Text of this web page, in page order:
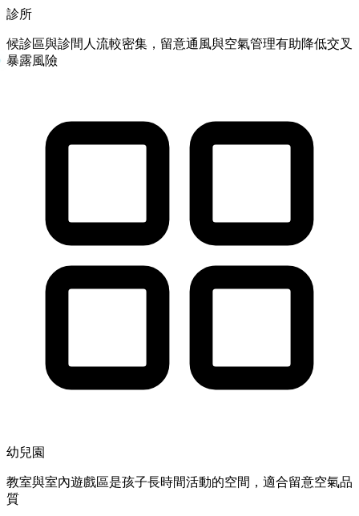
診所
候診區與診間人流較密集，留意通風與空氣管理有助降低交叉
暴露風險
幼兒園
教室與室內遊戲區是孩子長時間活動的空間，適合留意空氣品
質